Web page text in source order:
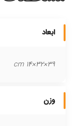
ابعاد
39×32×14 cm
وزن